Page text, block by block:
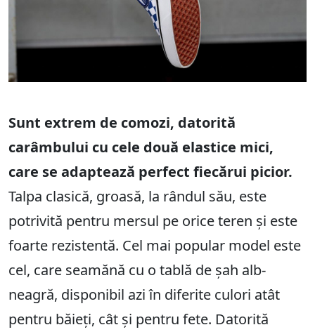
Sunt extrem de comozi, datorită
carâmbului cu cele două elastice mici,
care se adaptează perfect fiecărui picior.
Talpa clasică, groasă, la rândul său, este
potrivită pentru mersul pe orice teren și este
foarte rezistentă. Cel mai popular model este
cel, care seamănă cu o tablă de șah alb-
neagră, disponibil azi în diferite culori atât
pentru băieți, cât și pentru fete. Datorită